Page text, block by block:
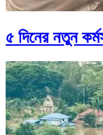
৫ দিনের নতুন